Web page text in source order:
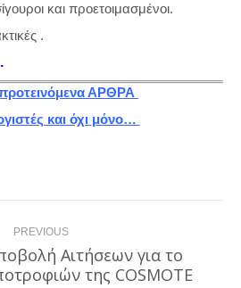
και προετοιμασμένοι.
.
προτεινόμενα ΑΡΘΡΑ
και όχι μόνο…
PREVIOUS
Previous
post:
Αιτήσεων για το
της COSMOTE